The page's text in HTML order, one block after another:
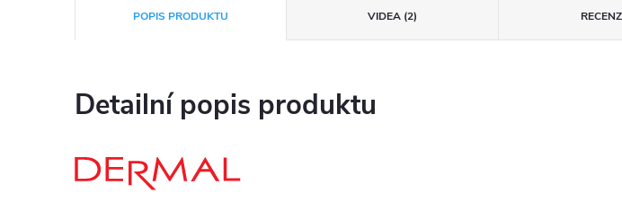
POPIS PRODUKTU VIDEA (2)
Detailní popis produktu